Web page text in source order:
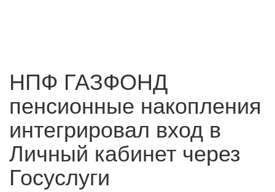
НПФ ГАЗФОНД
пенсионные накопления
интегрировал вход в
Личный кабинет через
Госуслуги